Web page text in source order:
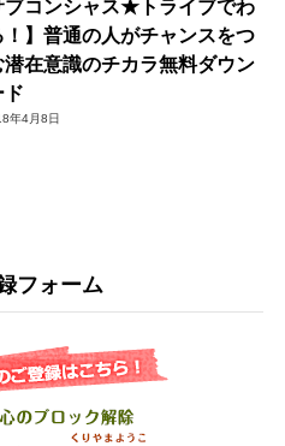
ブコンシャス★トライブでわ
！】普通の人がチャンスをつ
潜在意識のチカラ無料ダウン
ド
年4月8日
フォーム